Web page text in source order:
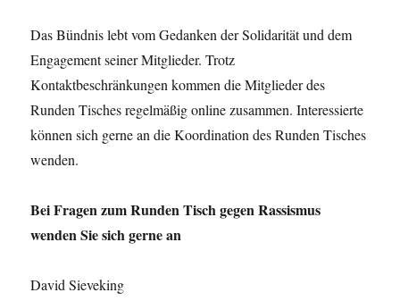
Das Bündnis lebt vom Gedanken der Solidarität und dem
Engagement seiner Mitglieder. Trotz
Kontaktbeschränkungen kommen die Mitglieder des
Runden Tisches regelmäßig online zusammen. Interessierte
können sich gerne an die Koordination des Runden Tisches
wenden.
Bei Fragen zum Runden Tisch gegen Rassismus
wenden Sie sich gerne an
David Sieveking